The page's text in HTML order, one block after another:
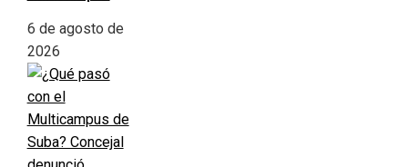
6 de agosto de
2026